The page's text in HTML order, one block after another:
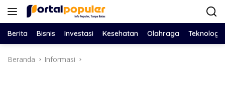
Langsung
Berita Bisnis Investasi Kesehatan Olahraga Teknologi
Beranda Informasi